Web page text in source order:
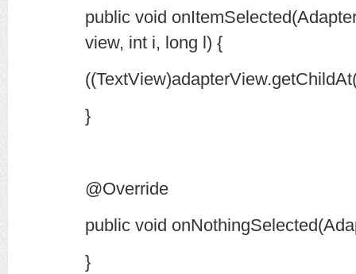
public void
view, int i, long l) {
}
@Override
public void
}